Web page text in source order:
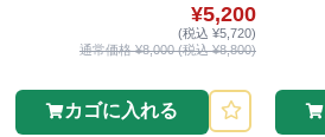
¥5,200
(税込 ¥5,720)
通常価格 ¥8,000 (税込 ¥8,800)
カゴに入れる